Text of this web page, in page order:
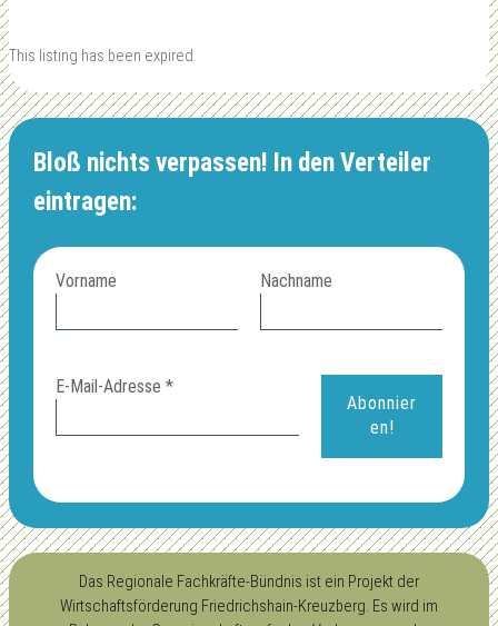
This listing has been expired.
Bloß nichts verpassen! In den Verteiler
eintragen:
Vorname Nachname
E-Mail-Adresse*
Das Regionale Fachkräfte-Bündnis ist ein Projekt der
Wirtschaftsförderung Friedrichshain-Kreuzberg. Es wird im